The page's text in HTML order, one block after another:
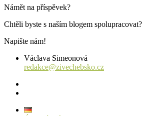
Námět na příspěvek?
Chtěli byste s naším blogem spolupracovat?
Napište nám!
Václava Simeonová
redakce@zivechebsko.cz